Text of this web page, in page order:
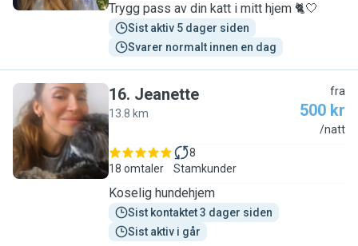
Trygg pass av din katt i mitt hjem 🐈🤍
Sist aktiv 5 dager siden
Svarer normalt innen en dag
J
16. Jeanette
13.8 km
fra
500 kr
/natt
18 omtaler
8
Stamkunder
Koselig hundehjem
Sist kontaktet 3 dager siden
Sist aktiv i går